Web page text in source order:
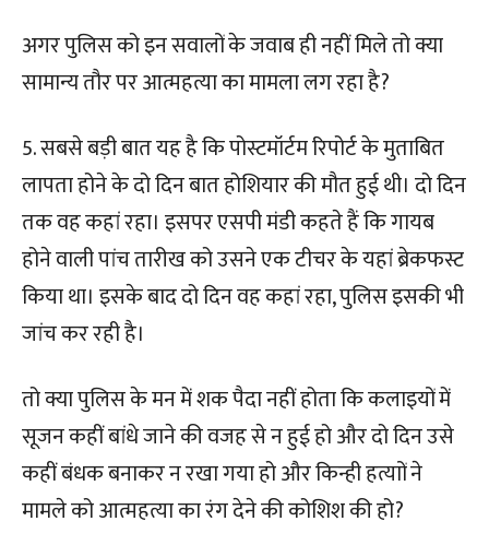
अगर पुलिस को इन सवालों के जवाब ही नहीं मिले तो क्या
सामान्य तौर पर आत्महत्या का मामला लग रहा है?
5. सबसे बड़ी बात यह है कि पोस्टमॉर्टम रिपोर्ट के मुताबित
लापता होने के दो दिन बात होशियार की मौत हुई थी। दो दिन
तक वह कहां रहा। इसपर एसपी मंडी कहते हैं कि गायब
होने वाली पांच तारीख को उसने एक टीचर के यहां ब्रेकफस्ट
किया था। इसके बाद दो दिन वह कहां रहा, पुलिस इसकी भी
जांच कर रही है।
तो क्या पुलिस के मन में शक पैदा नहीं होता कि कलाइयों में
सूजन कहीं बांधे जाने की वजह से न हुई हो और दो दिन उसे
कहीं बंधक बनाकर न रखा गया हो और किन्ही हत्याों ने
मामले को आत्महत्या का रंग देने की कोशिश की हो?